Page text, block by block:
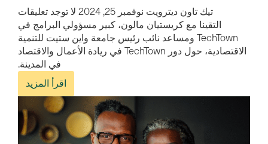
تيك تاون ديترويتنوفمبر 25, 2024
لا توجد تعليقات
التقينا مع كريستيان مالون، كبير مسؤولي البرامج في
TechTown ومساعد نائب رئيس جامعة واين ستيت للتنمية
الاقتصادية، حول دور TechTown في ريادة الأعمال والاقتصاد
في المدينة.
اقرأ المزيد